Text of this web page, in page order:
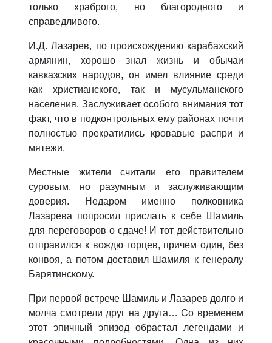
только храброго, но благородного и
справедливого.
И.Д. Лазарев, по происхождению карабахский
армянин, хорошо знал жизнь и обычаи
кавказских народов, он имел влияние среди
как христианского, так и мусульманского
населения. Заслуживает особого внимания тот
факт, что в подконтрольных ему районах почти
полностью прекратились кровавые распри и
мятежи.
Местные жители считали его правителем
суровым, но разумным и заслуживающим
доверия. Недаром именно полковника
Лазарева попросил прислать к себе Шамиль
для переговоров о сдаче! И тот действительно
отправился к вождю горцев, причем один, без
конвоя, а потом доставил Шамиля к генералу
Барятинскому.
При первой встрече Шамиль и Лазарев долго и
молча смотрели друг на друга… Со временем
этот эпичный эпизод обрастал легендами и